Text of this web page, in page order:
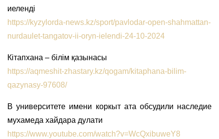
иеленді
https://kyzylorda-news.kz/sport/pavlodar-open-shahmattan-
nurdaulet-tangatov-ii-oryn-ielendi-24-10-2024
Кітапхана – білім қазынасы
https://aqmeshit-zhastary.kz/qogam/kitaphana-bilim-
qazynasy-97608/
В университете имени коркыт ата обсудили наследие
мухамеда хайдара дулати
https://www.youtube.com/watch?v=WcQxibuweY8